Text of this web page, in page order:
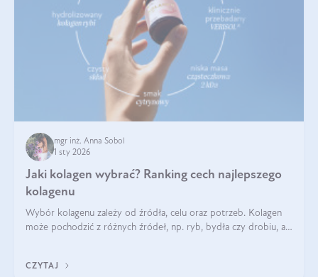
mgr inż. Anna Sobol
1 sty 2026
Jaki kolagen wybrać? Ranking cech najlepszego
kolagenu
Wybór kolagenu zależy od źródła, celu oraz potrzeb. Kolagen
może pochodzić z różnych źródeł, np. ryb, bydła czy drobiu, a
bydlęcy.
CZYTAJ